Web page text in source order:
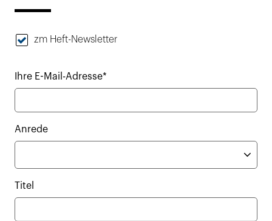
zm Heft-Newsletter
Ihre E-Mail-Adresse*
Anrede
Titel